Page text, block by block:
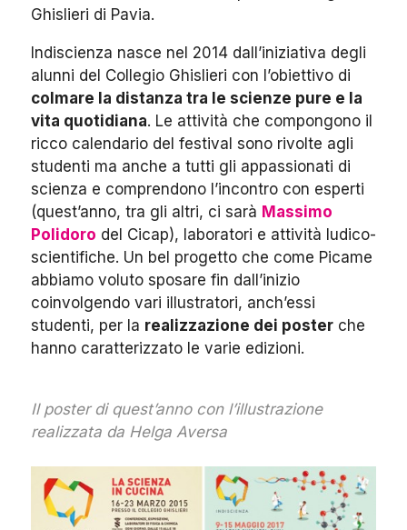
Ghislieri di Pavia.
Indiscienza nasce nel 2014 dall’iniziativa degli
alunni del Collegio Ghislieri con l’obiettivo di
colmare la distanza tra le scienze pure e la
vita quotidiana. Le attività che compongono il
ricco calendario del festival sono rivolte agli
studenti ma anche a tutti gli appassionati di
scienza e comprendono l’incontro con esperti
(quest’anno, tra gli altri, ci sarà Massimo
Polidoro del Cicap), laboratori e attività ludico-
scientifiche. Un bel progetto che come Picame
abbiamo voluto sposare fin dall’inizio
coinvolgendo vari illustratori, anch’essi
studenti, per la realizzazione dei poster che
hanno caratterizzato le varie edizioni.
Il poster di quest’anno con l’illustrazione
realizzata da Helga Aversa